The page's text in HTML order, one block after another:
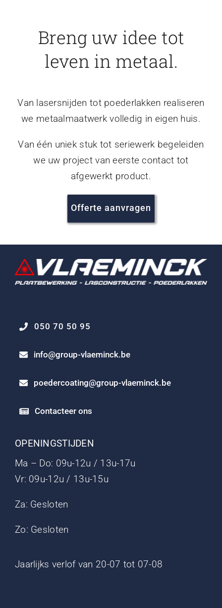
Breng uw idee tot
leven in metaal.
Van lasersnijden tot poederlakken realiseren
we metaalmaatwerk volledig in eigen huis.
Van één uniek stuk tot seriewerk begeleiden
we uw project van eerste contact tot
afgewerkt product.
Offerte aanvragen
050 70 50 95
info@group-vlaeminck.be
poedercoating@group-vlaeminck.be
Contacteer ons
OPENINGSTIJDEN
Ma – Do: 09u-12u / 13u-17u
Vr: 09u-12u / 13u-15u
Za: Gesloten
Zo: Gesloten
Jaarlijks verlof van 20-07 tot 07-08